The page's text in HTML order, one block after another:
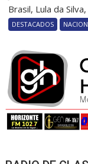
Brasil, Lula da
DESTACADOS